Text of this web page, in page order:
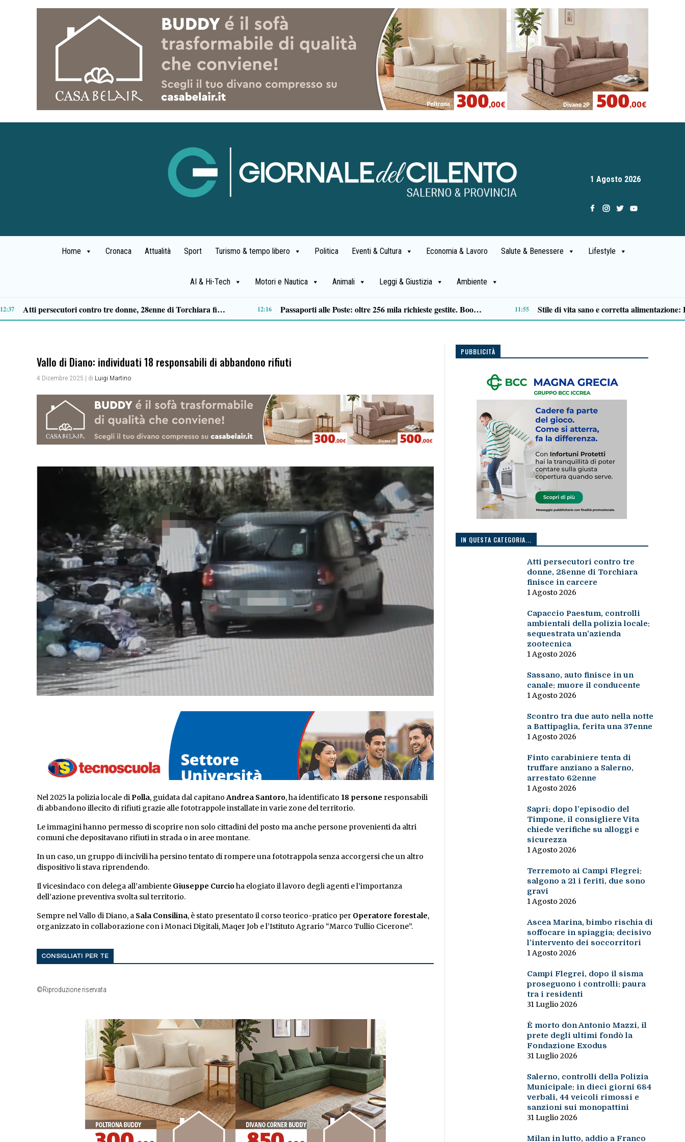
1 Agosto 2026
Home Cronaca Attualità Sport Turismo & tempo libero Politica Eventi & Cultura Economia & Lavoro Salute & Benessere Lifestyle
AI & Hi-Tech Motori e Nautica Animali Leggi & Giustizia Ambiente
09:33 Scontro tra due auto nella notte a Battipaglia, ferita una 37enne 09:29 09:28
Vallo di Diano: individuati 18 responsabili di abbandono rifiuti
4 Dicembre 2025 | di Luigi Martino
Nel 2025 la polizia locale diPolla, guidata dal capitanoAndrea Santoro, ha identificato 18 persone responsabili
di abbandono illecito di rifiuti grazie alle fototrappole installate in varie zone del territorio.
Le immagini hanno permesso di scoprire non solo cittadini del posto ma anche persone provenienti da altri
comuni che depositavano rifiuti in strada o in aree montane.
In un caso, un gruppo di incivili ha persino tentato di rompere una fototrappola senza accorgersi che un altro
dispositivo li stava riprendendo.
Il vicesindaco con delega all’ambiente Giuseppe Curcioha elogiato il lavoro degli agenti e l’importanza
dell’azione preventiva svolta sul territorio.
Sempre nel Vallo di Diano, a Sala Consilina, è stato presentato il corso teorico-pratico per Operatore forestale,
organizzato in collaborazione con i Monaci Digitali, Maqer Job e l’Istituto Agrario “Marco Tullio Cicerone”.
CONSIGLIATI PER TE
©Riproduzione riservata
PUBBLICITÀ
IN QUESTA CATEGORIA...
Atti persecutori contro tre
donne, 28enne di Torchiara
finisce in carcere
1 Agosto 2026
Capaccio Paestum, controlli
ambientali della polizia locale:
sequestrata un’azienda
zootecnica
1 Agosto 2026
Sassano, auto finisce in un
canale: muore il conducente
1 Agosto 2026
Scontro tra due auto nella notte
a Battipaglia, ferita una 37enne
1 Agosto 2026
Finto carabiniere tenta di
truffare anziano a Salerno,
arrestato 62enne
1 Agosto 2026
Sapri: dopo l’episodio del
Timpone, il consigliere Vita
chiede verifiche su alloggi e
sicurezza
1 Agosto 2026
Terremoto ai Campi Flegrei:
salgono a 21 i feriti, due sono
gravi
1 Agosto 2026
Ascea Marina, bimbo rischia di
soffocare in spiaggia: decisivo
l’intervento dei soccorritori
1 Agosto 2026
Campi Flegrei, dopo il sisma
proseguono i controlli: paura
tra i residenti
31 Luglio 2026
È morto don Antonio Mazzi, il
prete degli ultimi fondò la
Fondazione Exodus
31 Luglio 2026
Salerno, controlli della Polizia
Municipale: in dieci giorni 684
verbali, 44 veicoli rimossi e
sanzioni sui monopattini
31 Luglio 2026
Milan in lutto, addio a Franco